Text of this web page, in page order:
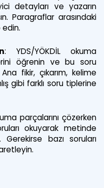
detayları ve yazarın
Paragraflar arasındaki
edin.
: YDS/YÖKDİL okuma
öğrenin ve bu soru
fikir, çıkarım, kelime
gibi farklı soru tiplerine
parçalarını çözerken
okuyarak metinde
Gerekirse bazı soruları